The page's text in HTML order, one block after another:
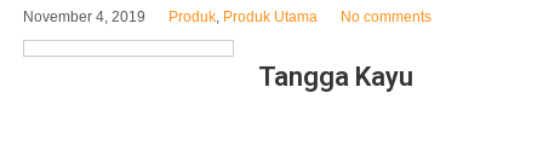
November 4, 2019 Produk, Produk Utama No comments
Tangga Kayu